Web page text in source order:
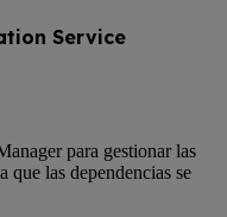
Service
para gestionar las
que las dependencias se